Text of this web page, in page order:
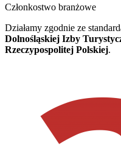
Członkostwo branżowe
Działamy zgodnie ze
Dolnośląskiej Izby
Rzeczypospolitej Polskiej.